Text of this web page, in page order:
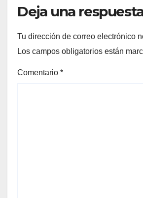
Deja una
Tu dirección de correo electrónico
Los campos obligatorios están
Comentario *